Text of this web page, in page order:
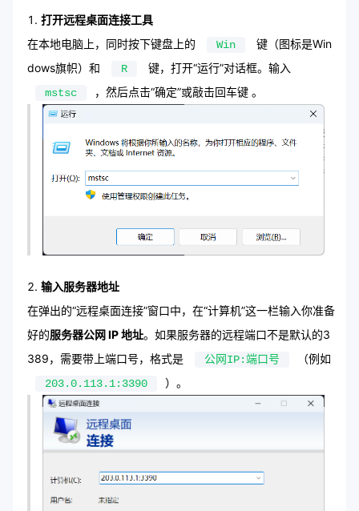
打开远程桌面连接工具
在本地电脑上，同时按下键盘上的
Win
键（图标是Win
dows旗帜）和
R 键，打开“运行”对话框。输入
mstsc ，然后点击“确定”或敲击回车键 。
输入服务器地址
在弹出的“远程桌面连接”窗口中，在“计算机”这一栏输入你准备
好的服务器公网 IP 地址。如果服务器的远程端口不是默认的3
389，需要带上端口号，格式是
公网IP:端口号 （例如
203.0.113.1:3390 ）。